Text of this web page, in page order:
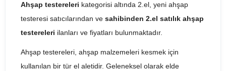
Ahşap testereleri kategorisi altında 2.el, yeni ahşap
testeresi satıcılarından ve sahibinden 2.el satılık ahşap
testereleri ilanları ve fiyatları bulunmaktadır.
Ahşap testereleri, ahşap malzemeleri kesmek için
kullanılan bir tür el aletidir. Geleneksel olarak elde